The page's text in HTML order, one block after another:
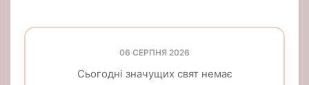
06 СЕРПНЯ 2026
Сьогодні значущих свят немає